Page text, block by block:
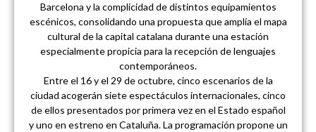
Barcelona y la complicidad de distintos equipamientos
escénicos, consolidando una propuesta que amplía el mapa
cultural de la capital catalana durante una estación
especialmente propicia para la recepción de lenguajes
contemporáneos.
Entre el 16 y el 29 de octubre, cinco escenarios de la
ciudad acogerán siete espectáculos internacionales, cinco
de ellos presentados por primera vez en el Estado español
y uno en estreno en Cataluña. La programación propone un